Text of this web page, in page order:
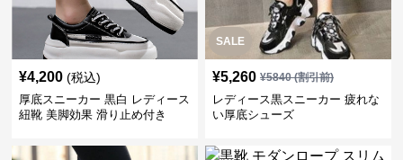
¥4,200 (税込)
厚底スニーカー 黒白 レディース
紐靴 美脚効果 滑り止め付き
SALE
¥5,260 ¥5840(割引前)
レディース黒スニーカー 疲れな
い厚底シューズ